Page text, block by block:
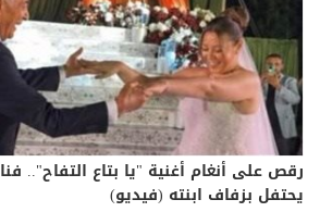
رقص على أنغام أغنية "يا بتاع التفاح"..
يحتفل بزفاف ابنته (فيديو)